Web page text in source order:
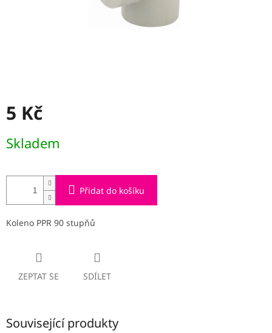
5 Kč
cena:
Skladem
Přidat do košíku
Koleno PPR 90 stupňů
ZEPTAT SE SDÍLET
Související produkty